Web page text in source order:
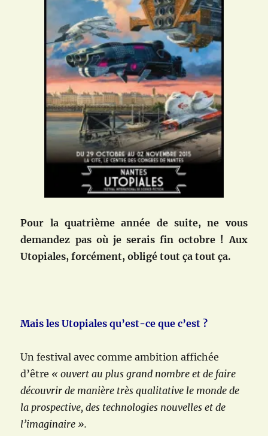
Pour la quatrième année de suite, ne vous
demandez pas où je serais fin octobre ! Aux
Utopiales, forcément, obligé tout ça tout ça.
Mais les Utopiales qu’est-ce que c’est ?
Un festival avec comme ambition affichée
d’être « ouvert au plus grand nombre et de faire
découvrir de manière très qualitative le monde de
la prospective, des technologies nouvelles et de
l’imaginaire ».